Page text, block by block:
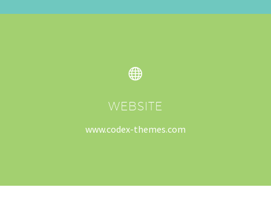


WEBSITE
www.codex-themes.com